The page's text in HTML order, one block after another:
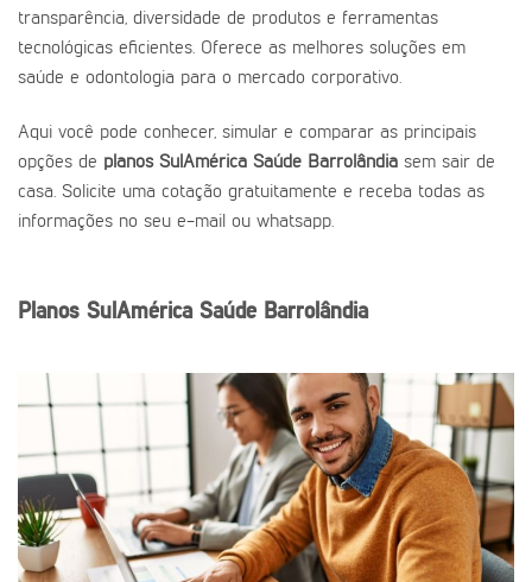
transparência, diversidade de produtos e ferramentas
tecnológicas eficientes. Oferece as melhores soluções em
saúde e odontologia para o mercado corporativo.
Aqui você pode conhecer, simular e comparar as principais
opções de planos SulAmérica Saúde Barrolândia sem sair de
casa. Solicite uma cotação gratuitamente e receba todas as
informações no seu e-mail ou whatsapp.
Planos SulAmérica Saúde Barrolândia